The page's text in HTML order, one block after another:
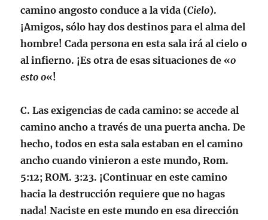
camino angosto conduce a la vida (Cielo).
¡Amigos, sólo hay dos destinos para el alma del
hombre! Cada persona en esta sala irá al cielo o
al infierno. ¡Es otra de esas situaciones de «o
esto o«!
C.Las exigencias de cada camino: se accede al
camino ancho a través de una puerta ancha. De
hecho, todos en esta sala estaban en el camino
ancho cuando vinieron a este mundo,Rom.
5:12; ROM. 3:23. ¡Continuar en este camino
hacia la destrucción requiere que no hagas
nada! Naciste en este mundo en esa dirección